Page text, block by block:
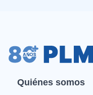
Quiénes somos